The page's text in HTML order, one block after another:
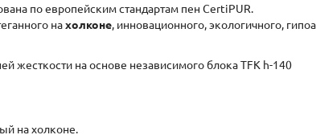
по европейским стандартам пен CertiPUR.
нахолконе, инновационного, экологичного,
жесткости на основе независимого блока TFK h-140
на холконе.